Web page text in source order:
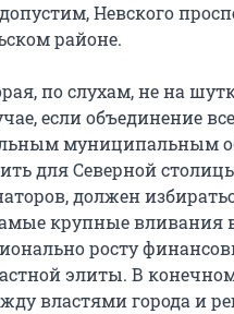
Невского
районе.
по слухам, не на
если объединение
муниципальным
для Северной
должен
крупные
росту
элиты. В
властями города и